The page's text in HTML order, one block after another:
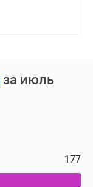
за июль
177